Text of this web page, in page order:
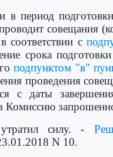
в период
совещания
соответствии с
срока
подпунктом "в"
проведения
с даты
Комиссию
силу. -
N 10.